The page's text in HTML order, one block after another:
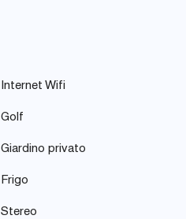
Internet Wifi
Golf
Giardino privato
Frigo
Stereo